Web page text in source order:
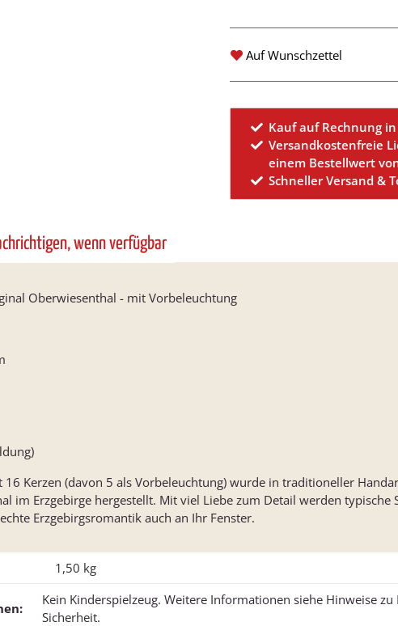
Auf Wunschzettel
Kauf auf Rechnung
Versandkostenfreie
einem Bestellwert
Schneller Versand &
wenn verfügbar
Oberwiesenthal - mit Vorbeleuchtung
16 Kerzen (davon 5 als Vorbeleuchtung) wurde in traditioneller
im Erzgebirge hergestellt. Mit viel Liebe zum Detail werden typische
Erzgebirgsromantik auch an Ihr Fenster.
1,50 kg
Kein Kinderspielzeug. Weitere Informationen siehe Hinweise
Sicherheit.